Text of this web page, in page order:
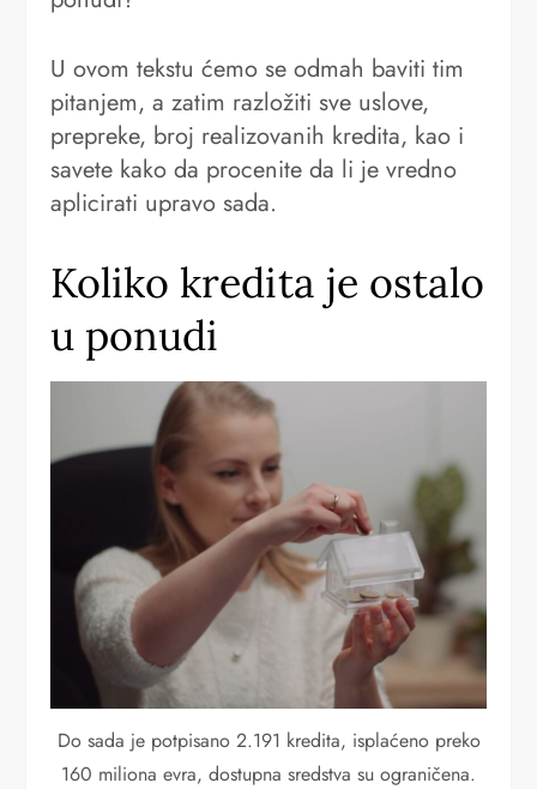
U ovom tekstu ćemo se odmah baviti tim
pitanjem, a zatim razložiti sve uslove,
prepreke, broj realizovanih kredita, kao i
savete kako da procenite da li je vredno
aplicirati upravo sada.
Koliko kredita je ostalo
u ponudi
Do sada je potpisano 2.191 kredita, isplaćeno preko
160 miliona evra, dostupna sredstva su ograničena.